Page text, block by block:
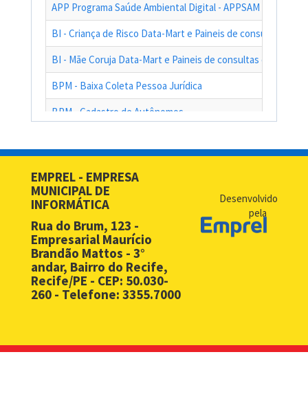
APP Programa Saúde Ambiental Digital - APPSAM
BI - Criança de Risco Data-Mart e Paineis de consultas das
BI - Mãe Coruja Data-Mart e Paineis de consultas das
BPM - Baixa Coleta Pessoa Jurídica
BPM - Cadastro de Autônomos
BPM - Cadastro Simplificado para Contribuintes de Outros
BPM - Desbloqueio de Senha Web - PF
BPM - Desbloqueio de Senha Web - PJ
BPM - Licença Premio
BPM - Monitoramento Áreas de Risco
EMPREL - EMPRESA
MUNICIPAL DE
INFORMÁTICA
Rua do Brum, 123 -
Empresarial Maurício
Brandão Mattos - 3°
andar, Bairro do Recife,
Recife/PE - CEP: 50.030-
260 - Telefone: 3355.7000
Desenvolvido
pela